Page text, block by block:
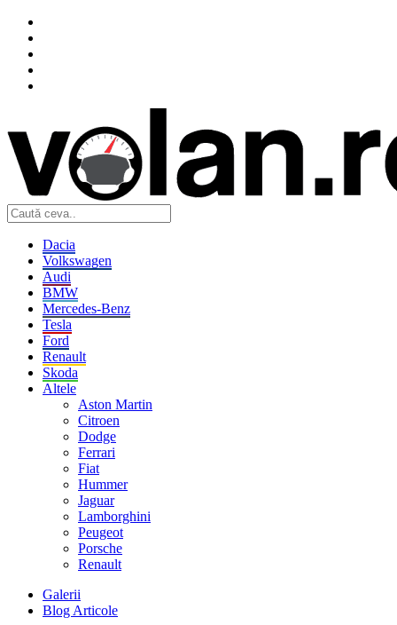
Dacia
Volkswagen
Audi
BMW
Mercedes-Benz
Tesla
Ford
Renault
Skoda
Altele
Aston Martin
Citroen
Dodge
Ferrari
Fiat
Hummer
Jaguar
Lamborghini
Peugeot
Porsche
Renault
Galerii
Blog Articole